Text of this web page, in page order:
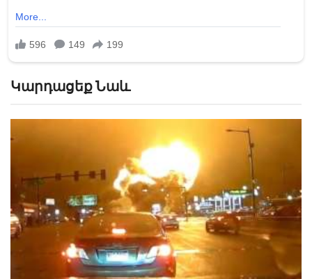
Կարդացեք Նաև
Հրապարակվել է Ֆիլադելֆիայում ինքնաթիռի
կործանման տեսանյութը